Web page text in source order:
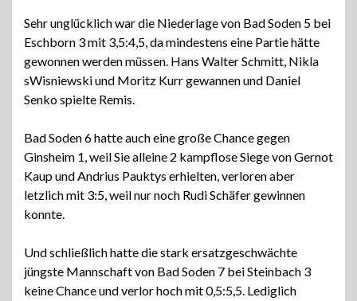
Sehr unglücklich war die Niederlage von Bad Soden 5 bei
Eschborn 3 mit 3,5:4,5, da mindestens eine Partie hätte
gewonnen werden müssen. Hans Walter Schmitt, Nikla
sWisniewski und Moritz Kurr gewannen und Daniel
Senko spielte Remis.
Bad Soden 6 hatte auch eine große Chance gegen
Ginsheim 1, weil Sie alleine 2 kampflose Siege von Gernot
Kaup und Andrius Pauktys erhielten, verloren aber
letzlich mit 3:5, weil nur noch Rudi Schäfer gewinnen
konnte.
Und schließlich hatte die stark ersatzgeschwächte
jüngste Mannschaft von Bad Soden 7 bei Steinbach 3
keine Chance und verlor hoch mit 0,5:5,5. Lediglich